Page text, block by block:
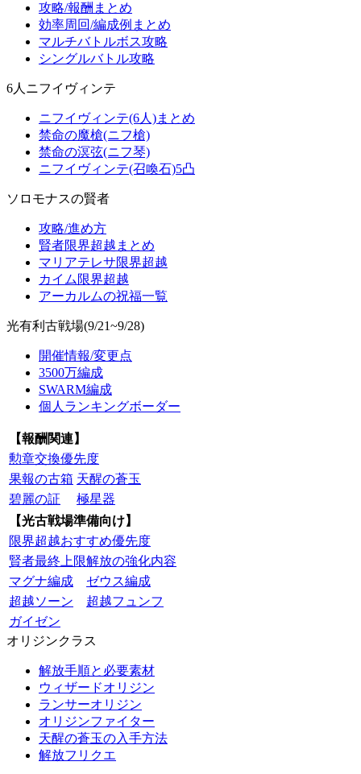
攻略/報酬まとめ
効率周回/編成例まとめ
マルチバトルボス攻略
シングルバトル攻略
6人ニフイヴィンテ
ニフイヴィンテ(6人)まとめ
禁命の魔槍(ニフ槍)
禁命の溟弦(ニフ琴)
ニフイヴィンテ(召喚石)5凸
ソロモナスの賢者
攻略/進め方
賢者限界超越まとめ
マリアテレサ限界超越
カイム限界超越
アーカルムの祝福一覧
光有利古戦場(9/21~9/28)
開催情報/変更点
3500万編成
SWARM編成
個人ランキングボーダー
【報酬関連】
勲章交換優先度
果報の古箱 天醒の蒼玉
碧麗の証
極星器
【光古戦場準備向け】
限界超越おすすめ優先度
賢者最終上限解放の強化内容
マグナ編成
ゼウス編成
超越ソーン
超越フュンフ
ガイゼン
オリジンクラス
解放手順と必要素材
ウィザードオリジン
ランサーオリジン
オリジンファイター
天醒の蒼玉の入手方法
解放フリクエ